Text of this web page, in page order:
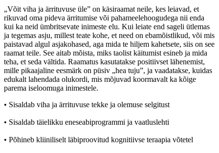
„Võit viha ja ärrituvuse üle” on käsiraamat neile, kes leiavad, et
rikuvad oma pideva ärritumise või pahameelehoogudega nii enda
kui ka neid ümbritsevate inimeste elu. Kui leiate end sageli ütlemas
ja tegemas asju, millest teate kohe, et need on ebamõistlikud, või mis
paistavad algul asjakohased, aga mida te hiljem kahetsete, siis on see
raamat teile. See aitab mõista, miks taolist käitumist esineb ja mida
teha, et seda vältida. Raamatus kasutatakse positiivset lähenemist,
mille pikaajaline eesmärk on püsiv „hea tuju”, ja vaadatakse, kuidas
edukalt lahendada olukordi, mis mõjuvad koormavalt ka kõige
parema iseloomuga inimestele.
• Sisaldab viha ja ärrituvuse tekke ja olemuse selgitust
• Sisaldab täielikku eneseabiprogrammi ja vaatluslehti
• Põhineb kliiniliselt läbiproovitud kognitiivse teraapia võtetel